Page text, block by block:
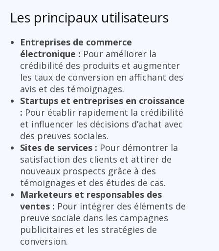
Les principaux utilisateurs
Entreprises de commerce
électronique : Pour améliorer la
crédibilité des produits et augmenter
les taux de conversion en affichant des
avis et des témoignages.
Startups et entreprises en croissance
: Pour établir rapidement la crédibilité
et influencer les décisions d’achat avec
des preuves sociales.
Sites de services : Pour démontrer la
satisfaction des clients et attirer de
nouveaux prospects grâce à des
témoignages et des études de cas.
Marketeurs et responsables des
ventes : Pour intégrer des éléments de
preuve sociale dans les campagnes
publicitaires et les stratégies de
conversion.